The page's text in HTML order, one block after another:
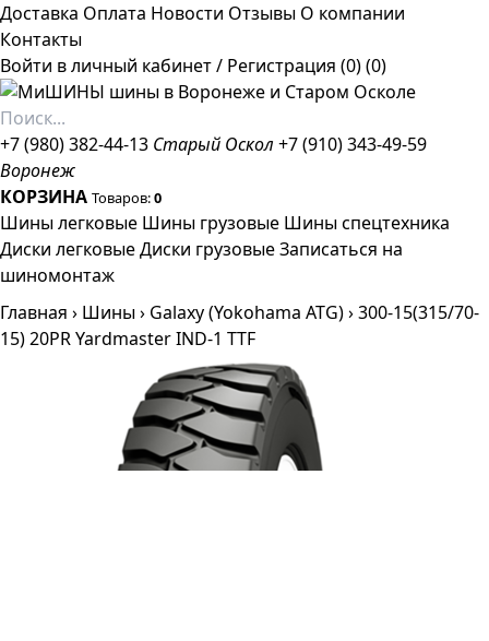
Доставка Оплата Новости Отзывы О компании
Контакты
Войти в личный кабинет/ Регистрация (0)(0)
+7 (980) 382-44-13 Старый Оскол +7 (910) 343-49-59
Воронеж
КОРЗИНА Товаров:0
Шины легковые Шины грузовые Шины спецтехника
Диски легковыеДиски грузовыеЗаписаться на
шиномонтаж
Главная › Шины› Galaxy (Yokohama ATG)›300-15(315/70-
15) 20PR Yardmaster IND-1 TTF